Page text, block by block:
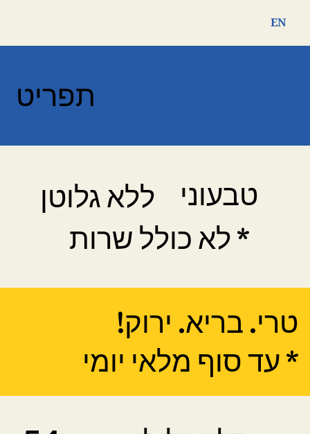
EN
תפריט
ללא גלוטן
טבעוני
* לא כולל שרות
טרי. בריא. ירוק!
* עד סוף מלאי יומי